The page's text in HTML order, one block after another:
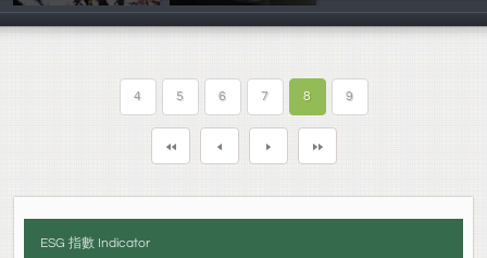
阿明啊
阿峻
4 5 6 7 8 9
ESG 指數 Indicator